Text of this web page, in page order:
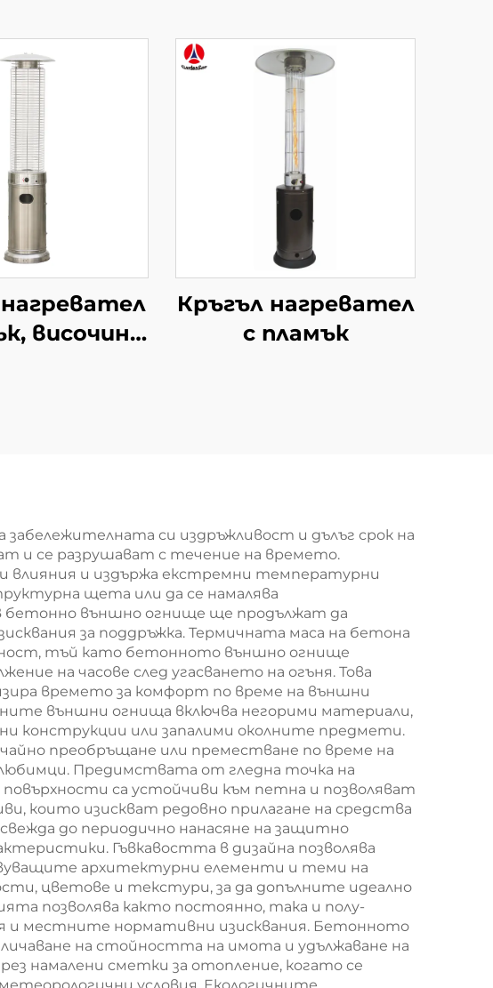
височина
Кръгъл нагревател
с пламък
си издръжливост и дълъг срок на
и се разрушават с течение на времето.
влияния и издържа екстремни температурни
щета или да се намалява
бетонно външно огнище ще продължат да
за поддръжка. Термичната маса на бетона
тъй като бетонното външно огнище
на часове след угасването на огъня. Това
времето за комфорт по време на външни
външни огнища включва негорими материали,
конструкции или запалими околните предмети.
преобръщане или преместване по време на
Предимствата от гледна точка на
са устойчиви към петна и позволяват
които изискват редовно прилагане на средства
до периодично нанасяне на защитно
Гъвкавостта в дизайна позволява
архитектурни елементи и теми на
цветове и текстури, за да допълните идеално
позволява както постоянно, така и полу-
и местните нормативни изисквания. Бетонното
на стойността на имота и удължаване на
намалени сметки за отопление, когато се